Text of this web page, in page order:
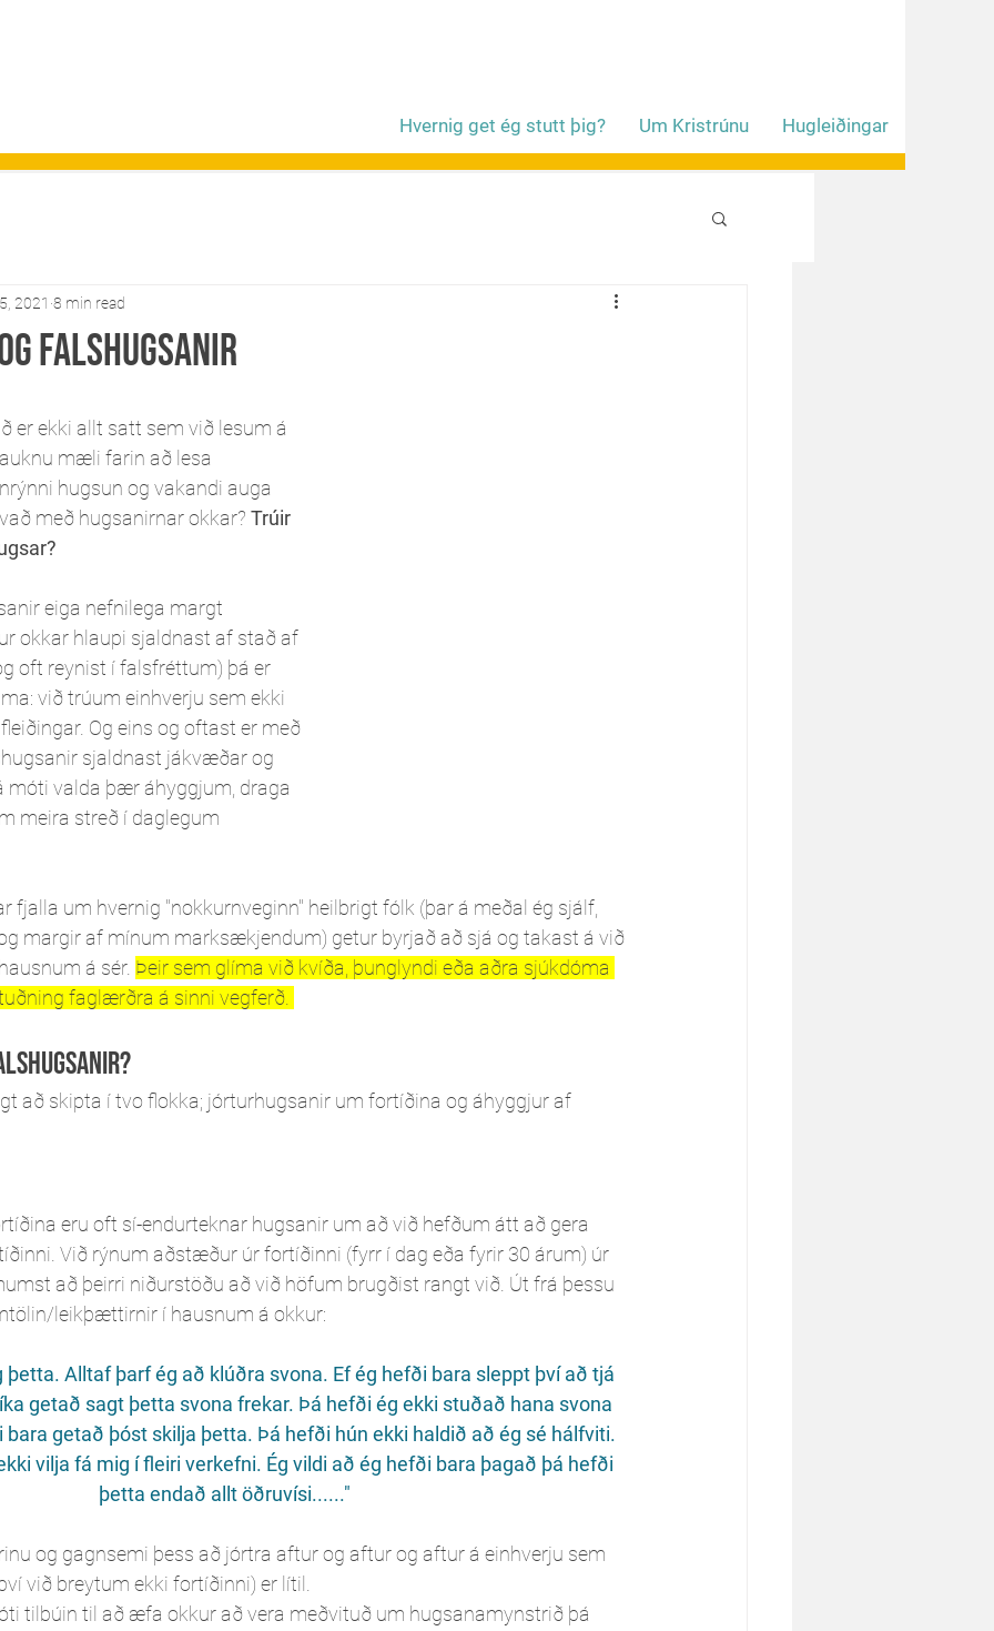
Hvernig get ég stutt þig? Um Kristrúnu Hugleiðingar
Falshugsanir
2021 8 min read
er ekki allt satt sem við lesum á
mæli farin að lesa
hugsun og vakandi auga
með hugsanirnar okkar? Trúir
eiga nefnilega margt
okkar hlaupi sjaldnast af stað af
oft reynist í falsfréttum) þá er
við trúum einhverju sem ekki
Og eins og oftast er með
sjaldnast jákvæðar og
móti valda þær áhyggjum, draga
meira streð í daglegum
fjalla um hvernig "nokkurnveginn" heilbrigt fólk (þar á meðal ég sjálf,
margir af mínum marksækjendum) getur byrjað að sjá og takast á við
á sér. Þeir sem glíma við kvíða, þunglyndi eða aðra sjúkdóma
faglærðra á sinni vegferð.
að skipta í tvo flokka; jórturhugsanir um fortíðina og áhyggjur af
eru oft sí-endurteknar hugsanir um að við hefðum átt að gera
Við rýnum aðstæður úr fortíðinni (fyrr í dag eða fyrir 30 árum) úr
að þeirri niðurstöðu að við höfum brugðist rangt við. Út frá þessu
leikþættirnir í hausnum á okkur:
getað sagt þetta svona frekar. Þá hefði ég ekki stuðað hana svona
bara getað þóst skilja þetta. Þá hefði hún ekki haldið að ég sé hálfviti.
vilja fá mig í fleiri verkefni. Ég vildi að ég hefði bara þagað þá hefði
þetta endað allt öðruvísi......"
og gagnsemi þess að jórtra aftur og aftur og aftur á einhverju sem
við breytum ekki fortíðinni) er lítil.
tilbúin til að æfa okkur að vera meðvituð um hugsanamynstrið þá